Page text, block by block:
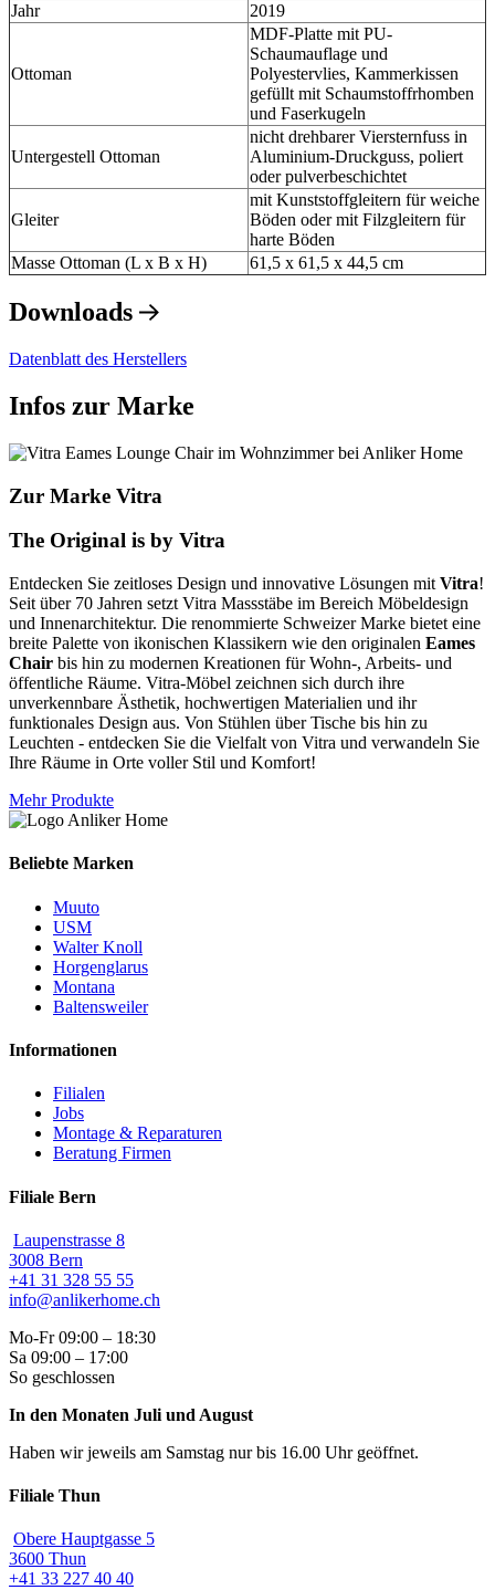
Jahr
2019
Ottoman
MDF-Platte mit PU-
Schaumauflage und
Polyestervlies, Kammerkissen
gefüllt mit Schaumstoffrhomben
und Faserkugeln
Untergestell Ottoman
nicht drehbarer Viersternfuss in
Aluminium-Druckguss, poliert
oder pulverbeschichtet
Gleiter
mit Kunststoffgleitern für weiche
Böden oder mit Filzgleitern für
harte Böden
Masse Ottoman (L x B x H)
61,5 x 61,5 x 44,5 cm
Downloads
Datenblatt des Herstellers
Infos zur Marke
Zur Marke Vitra
The Original is by Vitra
Entdecken Sie zeitloses Design und innovative Lösungen mit Vitra!
Seit über 70 Jahren setzt Vitra Massstäbe im Bereich Möbeldesign
und Innenarchitektur. Die renommierte Schweizer Marke bietet eine
breite Palette von ikonischen Klassikern wie den originalen Eames
Chair bis hin zu modernen Kreationen für Wohn-, Arbeits- und
öffentliche Räume. Vitra-Möbel zeichnen sich durch ihre
unverkennbare Ästhetik, hochwertigen Materialien und ihr
funktionales Design aus. Von Stühlen über Tische bis hin zu
Leuchten - entdecken Sie die Vielfalt von Vitra und verwandeln Sie
Ihre Räume in Orte voller Stil und Komfort!
Mehr Produkte
Beliebte Marken
Muuto
USM
Walter Knoll
Horgenglarus
Montana
Baltensweiler
Informationen
Filialen
Jobs
Montage & Reparaturen
Beratung Firmen
Filiale Bern
Laupenstrasse 8
3008 Bern
+41 31 328 55 55
info@anlikerhome.ch
Mo-Fr 09:00 – 18:30
Sa 09:00 – 17:00
So geschlossen
In den Monaten Juli und August
Haben wir jeweils am Samstag nur bis 16.00 Uhr geöffnet.
Filiale Thun
Obere Hauptgasse 5
3600 Thun
+41 33 227 40 40